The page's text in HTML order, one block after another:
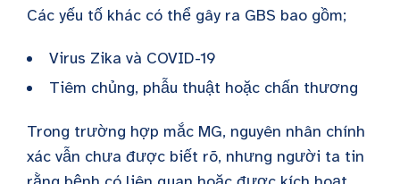
Các yếu tố khác có thể gây ra GBS bao gồm;
Virus Zika và COVID-19
Tiêm chủng, phẫu thuật hoặc chấn thương
Trong trường hợp mắc MG, nguyên nhân chính
xác vẫn chưa được biết rõ, nhưng người ta tin